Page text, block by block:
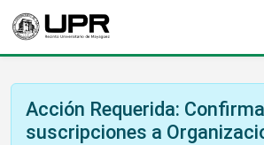
Acción Requerida:
suscripciones a